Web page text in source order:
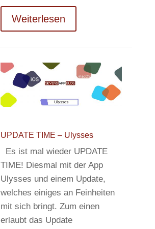
Weiterlesen
UPDATE TIME – Ulysses
Es ist mal wieder UPDATE
TIME! Diesmal mit der App
Ulysses und einem Update,
welches einiges an Feinheiten
mit sich bringt. Zum einen
erlaubt das Update